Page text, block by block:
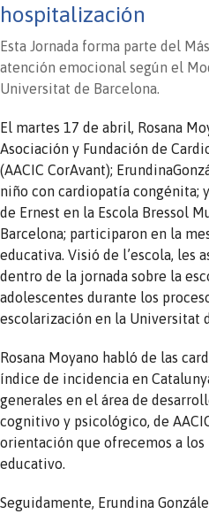
hospitalización
Esta Jornada forma parte del
atención emocional según el
Universitat de Barcelona.
El martes 17 de abril, Rosana
Asociación y Fundación de
(AACIC CorAvant);
niño con cardiopatía congénita;
de Ernest en la Escola Bressol
Barcelona; participaron en la
educativa. Visió de l’escola, les
dentro de la jornada sobre la
adolescentes durante los
escolarización en la Universitat
Rosana Moyano habló de las
índice de incidencia en
generales en el área de
cognitivo y psicológico, de
orientación que ofrecemos a
educativo.
Seguidamente, Erundina